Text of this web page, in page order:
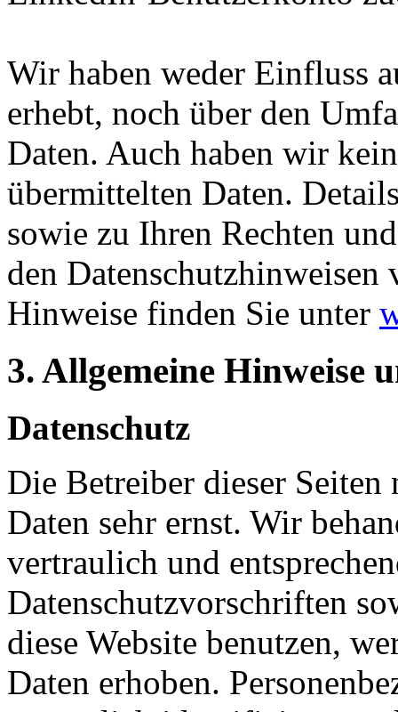
Wir haben weder Einfluss
erhebt, noch über den
Daten. Auch haben wir
übermittelten Daten.
sowie zu Ihren Rechten
den
Hinweise finden Sie unter
3. Allgemeine Hinweise
Datenschutz
Die Betreiber dieser
Daten sehr ernst. Wir
vertraulich und
Datenschutzvorschriften
diese Website benutzen,
Daten erhoben.